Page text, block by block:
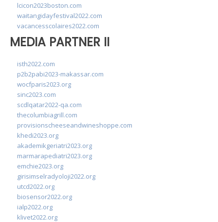
lcicon2023boston.com
waitangidayfestival2022.com
vacancesscolaires2022.com
MEDIA PARTNER II
isth2022.com
p2b2pabi2023-makassar.com
wocfparis2023.org
sinc2023.com
scdlqatar2022-qa.com
thecolumbiagrill.com
provisionscheeseandwineshoppe.com
khedi2023.org
akademikgeriatri2023.org
marmarapediatri2023.org
emchie2023.org
girisimselradyoloji2022.org
utcd2022.org
biosensor2022.org
ialp2022.org
klivet2022.org